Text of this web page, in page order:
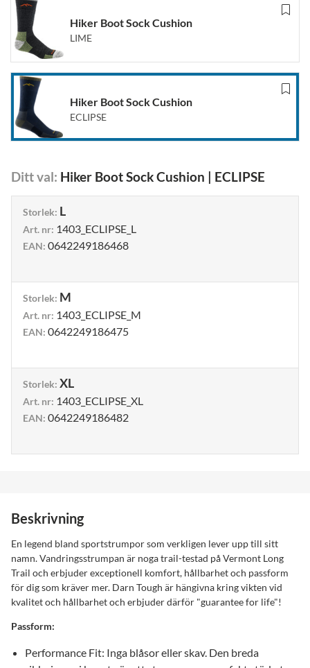
Hiker Boot Sock Cushion
LIME
Hiker Boot Sock Cushion
ECLIPSE
Ditt val: Hiker Boot Sock Cushion | ECLIPSE
Storlek: L
Art. nr: 1403_ECLIPSE_L
EAN: 0642249186468
Storlek: M
Art. nr: 1403_ECLIPSE_M
EAN: 0642249186475
Storlek: XL
Art. nr: 1403_ECLIPSE_XL
EAN: 0642249186482
Beskrivning
En legend bland sportstrumpor som verkligen lever upp till sitt
namn. Vandringsstrumpan är noga trail-testad på Vermont Long
Trail och erbjuder exceptionell komfort, hållbarhet och passform
för dig som kräver mer. Darn Tough är hängivna kring vikten vid
kvalitet och hållbarhet och erbjuder därför "guarantee for life"!
Passform:
Performance Fit: Inga blåsor eller skav. Den breda